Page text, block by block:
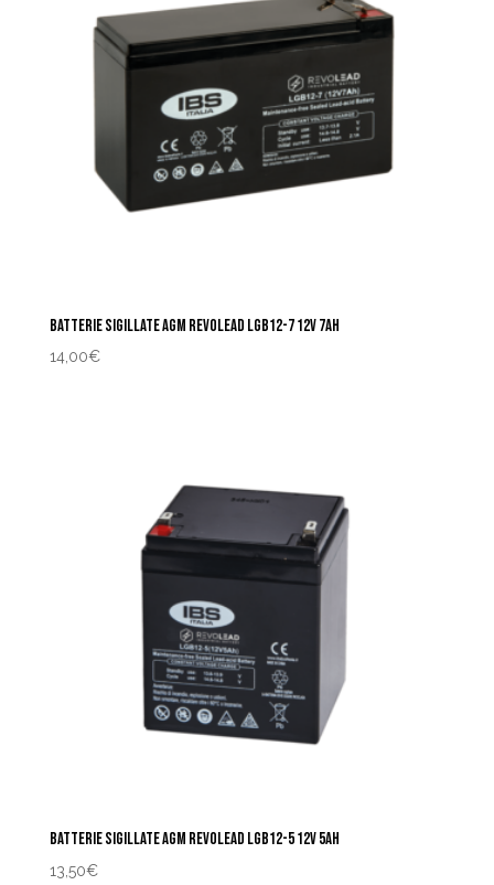
BATTERIE SIGILLATE AGM REVOLEAD LGB12-7 12V 7AH
14,00€
BATTERIE SIGILLATE AGM REVOLEAD LGB12-5 12V 5AH
13,50€